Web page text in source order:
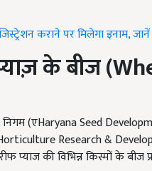
कराने पर मिलेगा इनाम,
के बीज (
(एHaryana Seed
Research &
प्याज की विभिन्न किस्मों के बीज